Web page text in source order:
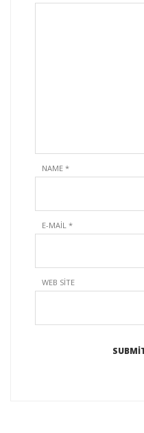
NAME *
E-MAIL *
WEB SITE